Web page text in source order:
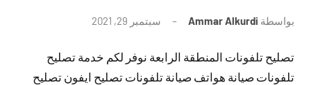
بواسطة Ammar Alkurdi سبتمبر 29, 2021
تعليقات
تصليح تلفونات المنطقة الرابعة نوفر لكم خدمة تصليح
تلفونات صيانة هواتف صيانة تلفونات تصليح ايفون تصليح